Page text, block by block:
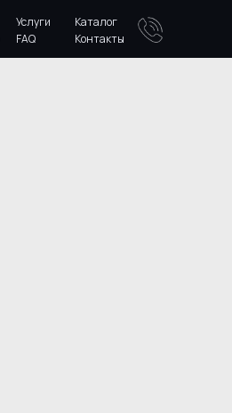
Каталог
Услуги
FAQ Контакты